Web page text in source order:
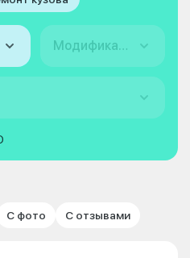
Модификация
С фото С отзывами